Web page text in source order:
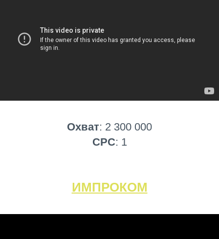
Охват: 2 300 000
CPC: 1
ИМПРОКОМ